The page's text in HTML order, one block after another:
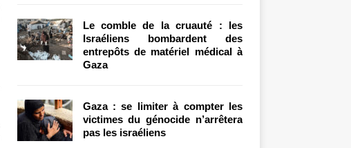
Le comble de la cruauté : les
Israéliens bombardent des
entrepôts de matériel médical à
Gaza
Gaza : se limiter à compter les
victimes du génocide n’arrêtera
pas les israéliens